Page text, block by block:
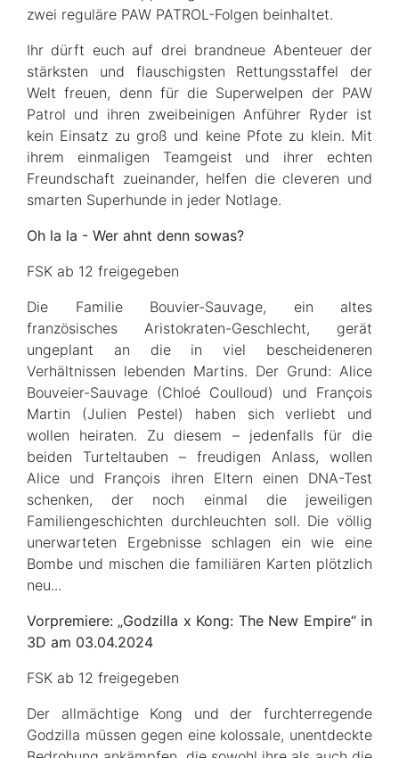
zwei reguläre PAW PATROL-Folgen beinhaltet.
Ihr dürft euch auf drei brandneue Abenteuer der
stärksten und flauschigsten Rettungsstaffel der
Welt freuen, denn für die Superwelpen der PAW
Patrol und ihren zweibeinigen Anführer Ryder ist
kein Einsatz zu groß und keine Pfote zu klein. Mit
ihrem einmaligen Teamgeist und ihrer echten
Freundschaft zueinander, helfen die cleveren und
smarten Superhunde in jeder Notlage.
Oh la la - Wer ahnt denn sowas?
FSK ab 12 freigegeben
Die Familie Bouvier-Sauvage, ein altes
französisches Aristokraten-Geschlecht, gerät
ungeplant an die in viel bescheideneren
Verhältnissen lebenden Martins. Der Grund: Alice
Bouveier-Sauvage (Chloé Coulloud) und François
Martin (Julien Pestel) haben sich verliebt und
wollen heiraten. Zu diesem – jedenfalls für die
beiden Turteltauben – freudigen Anlass, wollen
Alice und François ihren Eltern einen DNA-Test
schenken, der noch einmal die jeweiligen
Familiengeschichten durchleuchten soll. Die völlig
unerwarteten Ergebnisse schlagen ein wie eine
Bombe und mischen die familiären Karten plötzlich
neu...
Vorpremiere: „Godzilla x Kong: The New Empire“ in
3D am 03.04.2024
FSK ab 12 freigegeben
Der allmächtige Kong und der furchterregende
Godzilla müssen gegen eine kolossale, unentdeckte